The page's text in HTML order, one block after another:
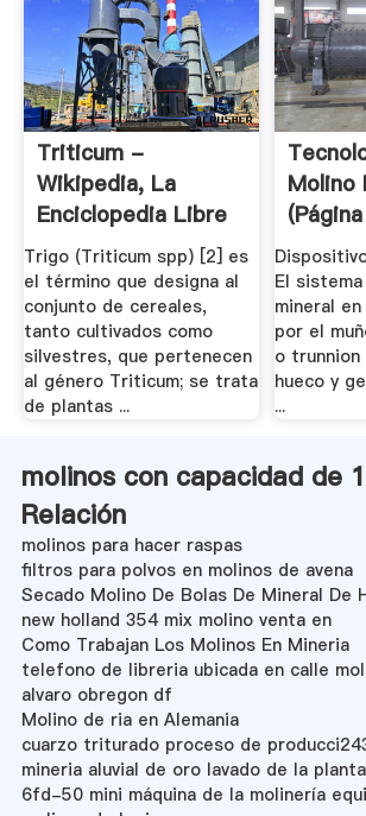
Triticum -
Wikipedia, La
Enciclopedia Libre
Trigo (Triticum spp) [2] es
el término que designa al
conjunto de cereales,
tanto cultivados como
silvestres, que pertenecen
al género Triticum; se trata
de plantas ...
Molino
El
mineral
por el
o
hueco y
...
molinos con capacidad de
Relación
molinos para hacer raspas
filtros para polvos en molinos de avena
Secado Molino De Bolas De Mineral De
new holland 354 mix molino venta en
Como Trabajan Los Molinos En Mineria
telefono de libreria ubicada en calle
alvaro obregon df
Molino de ria en Alemania
cuarzo triturado proceso de
mineria aluvial de oro lavado de la planta
6fd-50 mini máquina de la molinería